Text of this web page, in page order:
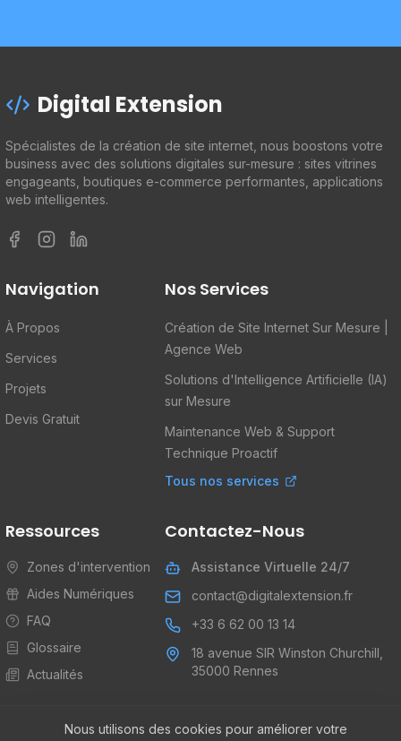
Digital Extension
Spécialistes de la création de site internet, nous boostons votre
business avec des solutions digitales sur-mesure : sites vitrines
engageants, boutiques e-commerce performantes, applications
web intelligentes.
Navigation
À Propos
Services
Projets
Devis Gratuit
Nos Services
Création de Site Internet Sur Mesure |
Agence Web
Solutions d'Intelligence Artificielle (IA)
sur Mesure
Maintenance Web & Support
Technique Proactif
Tous nos services
Ressources
Zones d'intervention
Aides Numériques
FAQ
Glossaire
Actualités
Contactez-Nous
Assistance Virtuelle 24/7
contact@digitalextension.fr
+33 6 62 00 13 14
18 avenue SIR Winston Churchill,
35000 Rennes
Nous utilisons des cookies pour améliorer votre